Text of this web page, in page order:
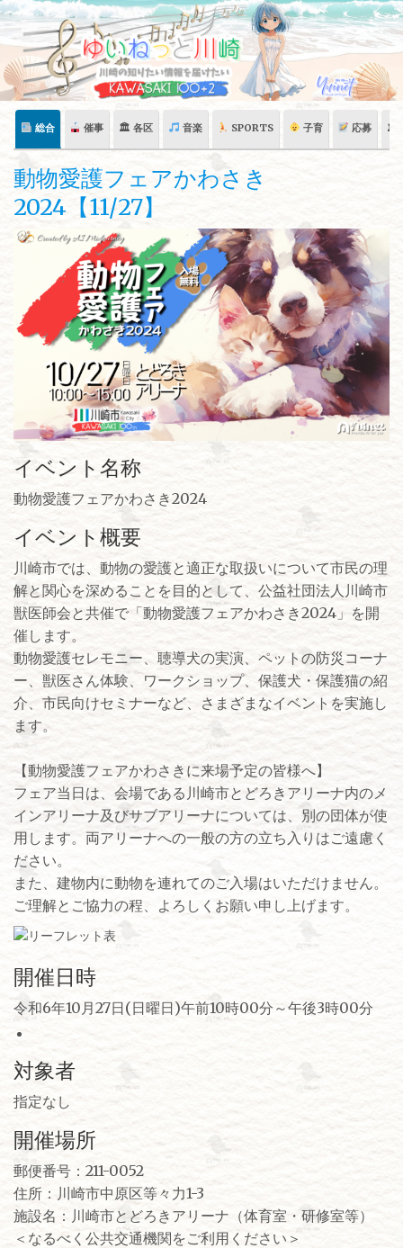
Skip
content
総合 催事 🏛 各区 音楽 SPORTS 子育 応募 🏛
動物愛護フェアかわさき
2024【11/27】
イベント名称
動物愛護フェアかわさき2024
イベント概要
川崎市では、動物の愛護と適正な取扱いについて市民の理
解と関心を深めることを目的として、公益社団法人川崎市
獣医師会と共催で「動物愛護フェアかわさき2024」を開
催します。
動物愛護セレモニー、聴導犬の実演、ペットの防災コーナ
ー、獣医さん体験、ワークショップ、保護犬・保護猫の紹
介、市民向けセミナーなど、さまざまなイベントを実施し
ます。
【動物愛護フェアかわさきに来場予定の皆様へ】
フェア当日は、会場である川崎市とどろきアリーナ内のメ
インアリーナ及びサブアリーナについては、別の団体が使
用します。両アリーナへの一般の方の立ち入りはご遠慮く
ださい。
また、建物内に動物を連れてのご入場はいただけません。
ご理解とご協力の程、よろしくお願い申し上げます。
開催日時
令和6年10月27日(日曜日)午前10時00分～午後3時00分
対象者
指定なし
開催場所
郵便番号：211-0052
住所：川崎市中原区等々力1-3
施設名：川崎市とどろきアリーナ（体育室・研修室等）
＜なるべく公共交通機関をご利用ください＞